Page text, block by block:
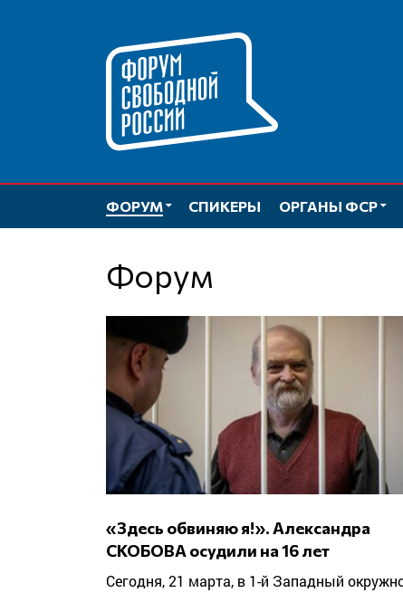
ФОРУМ СПИКЕРЫ ОРГАНЫ ФСР
Форум
«Здесь обвиняю я!». Александра
СКОБОВА осудили на 16 лет
Сегодня, 21 марта, в 1-й Западный окружной